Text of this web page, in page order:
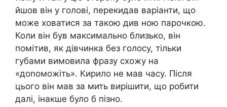
йшов він у голові, перекидав варіанти, що
може ховатися за такою див ною парочкою.
Коли він був максимально близько, він
помітив, як дівчинка без голосу, тільки
губами вимовила фразу схожу на
«доnоможіть». Кирило не мав часу. Після
цього він мав за мить вирішити, що робити
далі, інакше було б пізно.